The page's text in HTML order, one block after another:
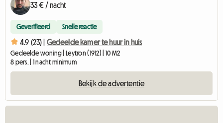
33 € / nacht
Geverifieerd Snelle reactie
4.9 (23) | Gedeelde kamer te huur in huis
Gedeelde woning | Leytron (1912) | 10 M2
8 pers. | 1 nacht minimum
Bekijk de advertentie